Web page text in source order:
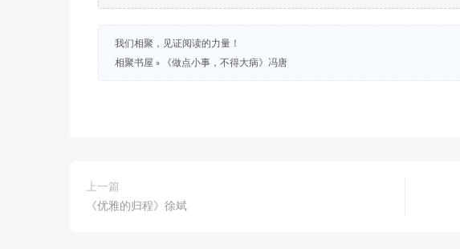
我们相聚，见证阅读的力量！
相聚书屋 » 《做点小事，不得大病》冯唐
上一篇
《优雅的归程》徐斌